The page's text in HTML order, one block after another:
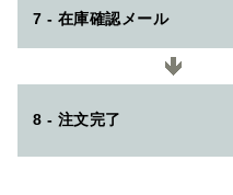
7 - 在庫確認メール
8 - 注文完了